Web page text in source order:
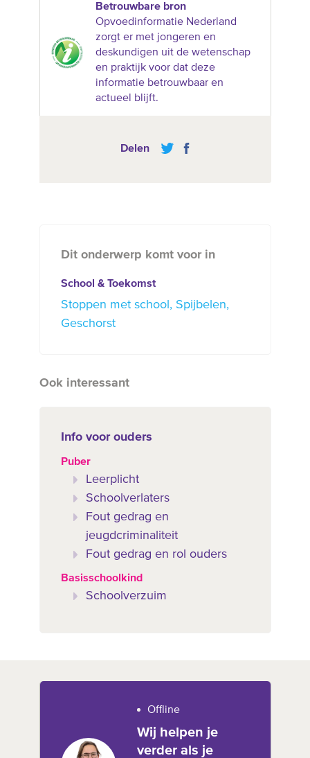
Betrouwbare bron
Opvoedinformatie Nederland
zorgt er met jongeren en
deskundigen uit de wetenschap
en praktijk voor dat deze
informatie betrouwbaar en
actueel blijft.
Delen
Dit onderwerp komt voor in
School & Toekomst
Stoppen met school
Spijbelen
Geschorst
Ook interessant
Info voor ouders
Puber
Leerplicht
Schoolverlaters
Fout gedrag en
jeugdcriminaliteit
Fout gedrag en rol ouders
Basisschoolkind
Schoolverzuim
Offline
Wij helpen je
verder als je